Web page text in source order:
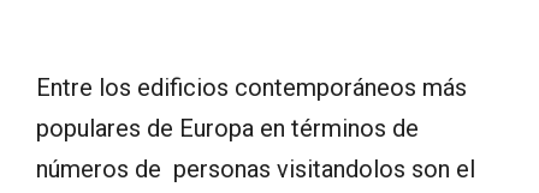
Entre los edificios contemporáneos más
populares de Europa en términos de
números de personas visitandolos son el